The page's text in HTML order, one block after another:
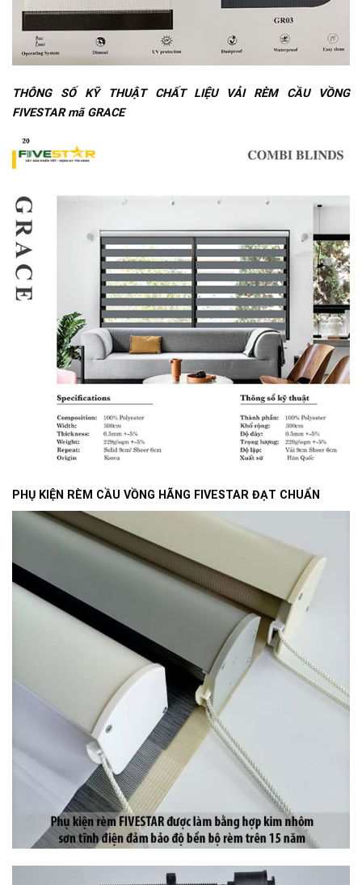
THÔNG SỐ KỸ THUẬT CHẤT LIỆU VẢI RÈM CẦU VỒNG
FIVESTAR mã GRACE
PHỤ KIỆN RÈM CẦU VỒNG HÃNG FIVESTAR ĐẠT CHUẨN